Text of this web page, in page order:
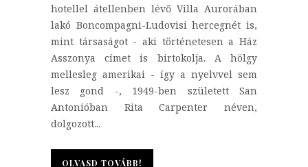
hotellel átellenben lévő Villa Aurorában
lakó Boncompagni-Ludovisi hercegnét is,
mint társaságot - aki történetesen a Ház
Asszonya címet is birtokolja. A hölgy
mellesleg amerikai - így a nyelvvel sem
lesz gond -, 1949-ben született San
Antonióban Rita Carpenter néven,
dolgozott...
OLVASD TOVÁBB!
OLVASD TOVÁBB!